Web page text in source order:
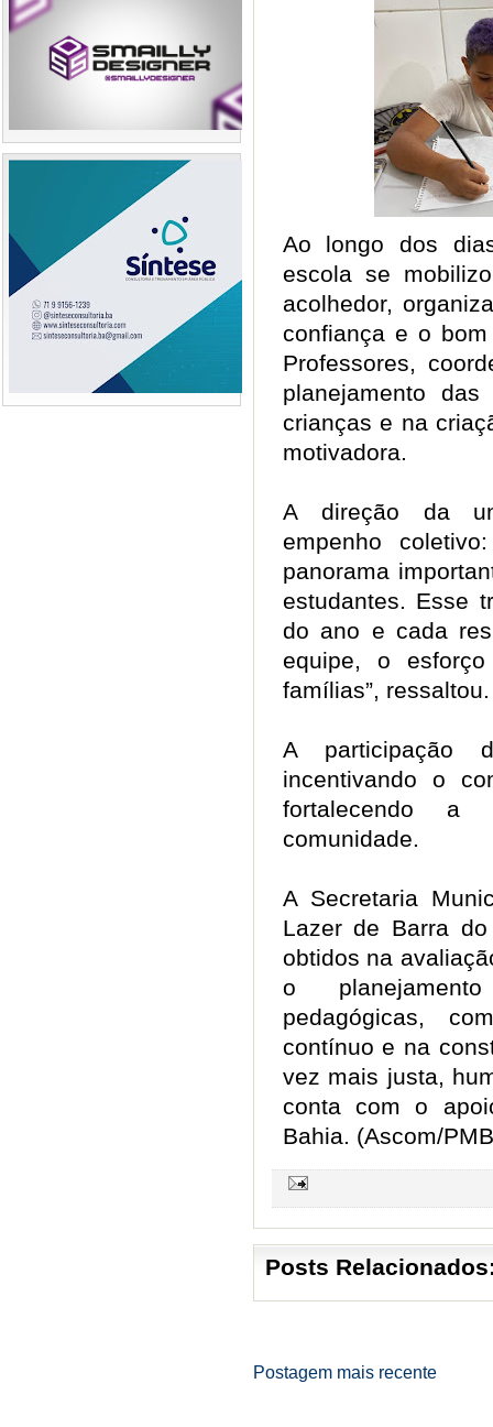
Ao longo dos
escola se
acolhedor,
confiança e o
Professores,
planejamento
crianças e na
motivadora.
A direção da
empenho
panorama
estudantes. Esse
do ano e cada
equipe, o
famílias”,
A participação
incentivando o
fortalecendo
comunidade.
A Secretaria
Lazer de Barra
obtidos na
o
pedagógicas,
contínuo e na
vez mais justa,
conta com o
Bahia. (Ascom/
Posts
Postagem mais recente